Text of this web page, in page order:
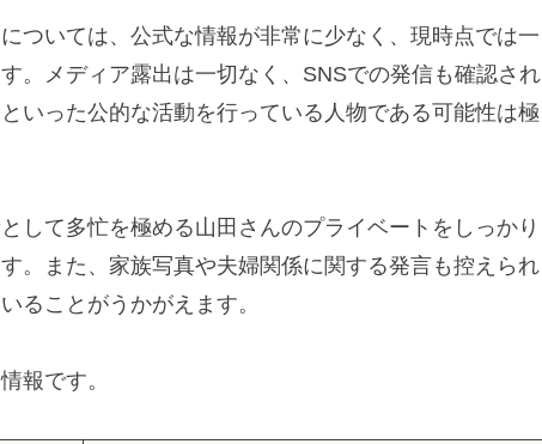
ついては、公式な情報が非常に少なく、現時点では一
。メディア露出は一切なく、SNSでの発信も確認され
いった公的な活動を行っている人物である可能性は極
して多忙を極める山田さんのプライベートをしっかり
。また、家族写真や夫婦関係に関する発言も控えられ
ることがうかがえます。
報です。